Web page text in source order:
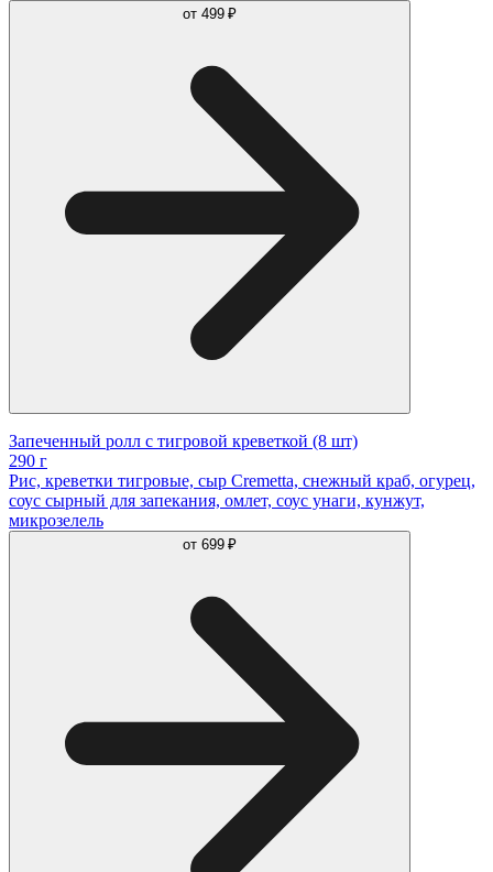
от 499 ₽
Запеченный ролл с тигровой креветкой (8 шт)
290 г
Рис, креветки тигровые, сыр Cremetta, снежный краб, огурец,
соус сырный для запекания, омлет, соус унаги, кунжут,
микрозелель
от 699 ₽